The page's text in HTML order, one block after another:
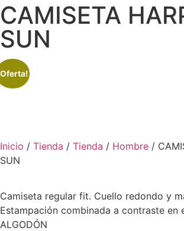
CAMISETA
SUN
Inicio / Tienda / Tienda / Hombre /
SUN
Camiseta regular fit. Cuello redondo y
Estampación combinada a contraste en
ALGODÓN